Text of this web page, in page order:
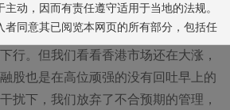
平常十分严谨的15分钟管理今天就形
败的很大一个原因。回头再看看市
行。但我们看看香港市场还在大涨，
股也是在高位顽强的没有回吐早上的
扰下，我们放弃了不合预期的管理，
动，因而有责任遵守适用于当地的法规。
者同意其已阅览本网页的所有部分，包括任
息和数据等仅供参考，本网站所载的观点和
并不构成广告或销售要约，以及任何投资建
们也不保证当中的观点和判断不会发生任何